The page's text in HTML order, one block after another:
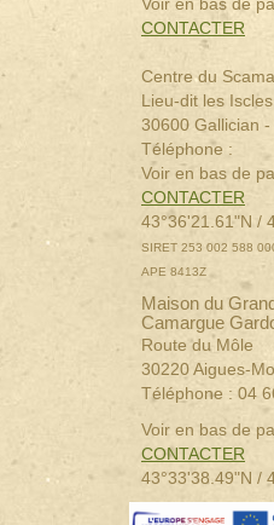
CONTACTER
Centre du
Lieu-dit les
30600 Gallician -
Téléphone :
Voir en bas de
CONTACTER
43°36'21.61"N /
SIRET 253 002 588
APE 8413Z
Maison du
Camargue
Route du Môle
30220 Aigues-
Téléphone : 04
Voir en bas de
CONTACTER
43°33'38.49"N /